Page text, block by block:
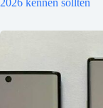
2026 kennen sollten